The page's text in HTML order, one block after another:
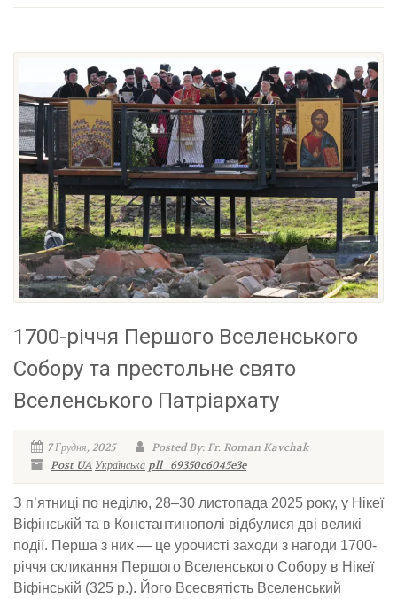
1700-річчя Першого Вселенського
Собору та престольне свято
Вселенського Патріархату
7 Грудня, 2025
Posted By: Fr. Roman Kavchak
Post UA Українська pll_69350c6045e3e
З п’ятниці по неділю, 28–30 листопада 2025 року, у Нікеї
Віфінській та в Константинополі відбулися дві великі
події. Перша з них — це урочисті заходи з нагоди 1700-
річчя скликання Першого Вселенського Собору в Нікеї
Віфінській (325 р.). Його Всесвятість Вселенський